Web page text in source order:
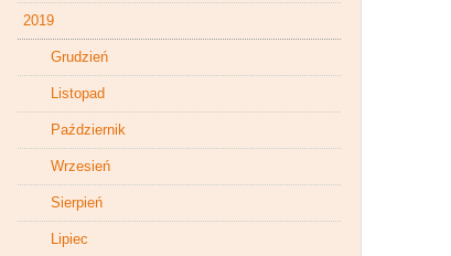
2019
Grudzień
Listopad
Październik
Wrzesień
Sierpień
Lipiec